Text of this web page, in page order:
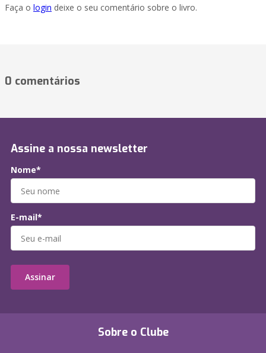
Faça o login deixe o seu comentário sobre o livro.
0 comentários
Sobre o Clube
Assine a nossa newsletter
Nome*
E-mail*
Assinar